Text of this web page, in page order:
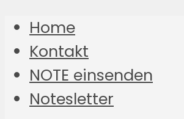
Home
Kontakt
NOTE einsenden
Notesletter